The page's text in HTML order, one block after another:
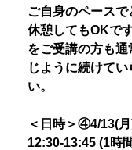
ご自身のペース
休憩してもOKで
をご受講の方も通
じように続けてい
い。
＜日時＞④4/13(
12:30-13:45 (1時